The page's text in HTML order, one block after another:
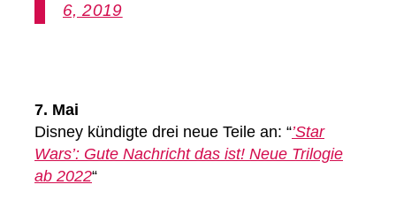
6, 2019
7. Mai
Disney kündigte drei neue Teile an: “’Star
Wars’: Gute Nachricht das ist! Neue Trilogie
ab 2022“